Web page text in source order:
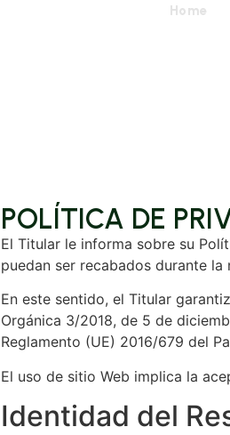
Home
POLÍTICA DE
El Titular le informa sobre su
puedan ser recabados durante
En este sentido, el Titular
Orgánica 3/2018, de 5 de
Reglamento (UE) 2016/679 del
El uso de sitio Web implica la
Identidad del